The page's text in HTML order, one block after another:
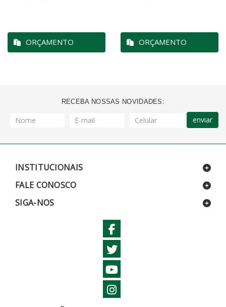
ORÇAMENTO ORÇAMENTO
RECEBA NOSSAS NOVIDADES:
enviar
INSTITUCIONAIS
FALE CONOSCO
SIGA-NOS